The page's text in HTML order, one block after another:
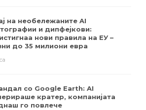
на необележаните AI
и дипфејкови:
нови правила на ЕУ –
до 35 милиони евра
со Google Earth: AI
кратер, компанијата
го повлече